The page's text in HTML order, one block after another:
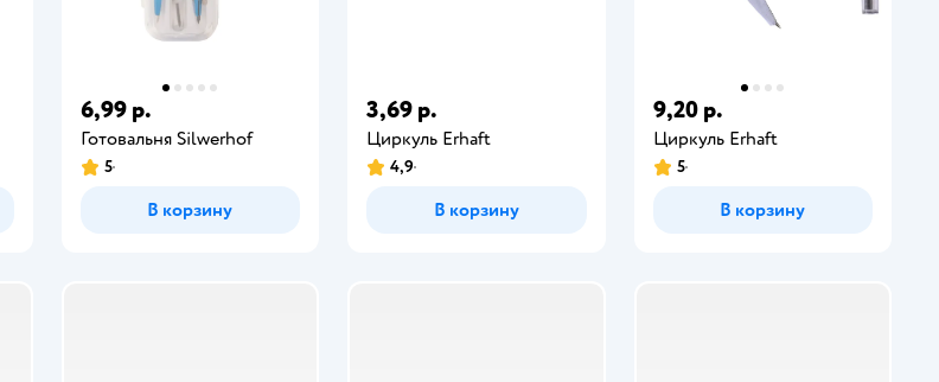
6,99 р.
Готовальня Silwerhof
5
В корзину
3,69 р.
Циркуль Erhaft
4,9
В корзину
9,20 р.
Циркуль Erhaft
5
В корзину